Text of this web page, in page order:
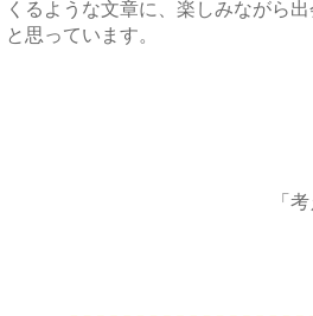
くるような文章に、楽しみながら
と思っています。
「